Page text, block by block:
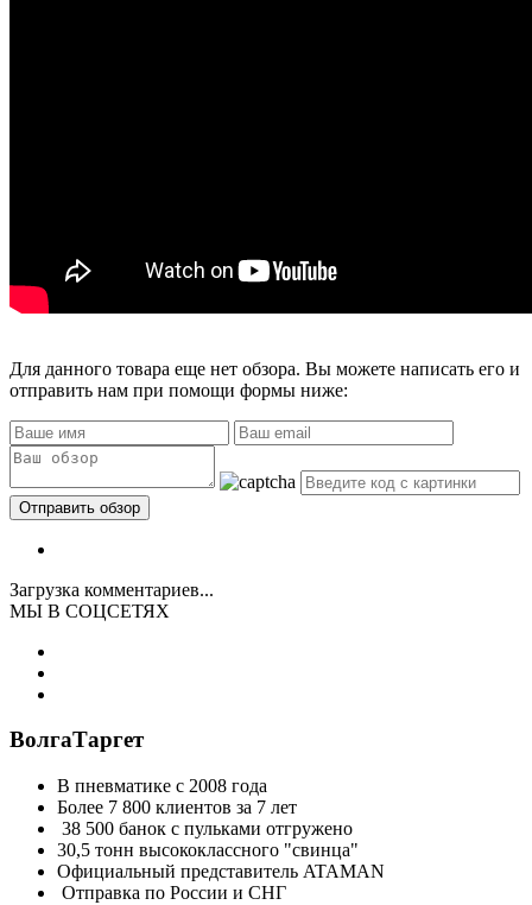
Для данного товара еще нет обзора. Вы можете написать его и
отправить нам при помощи формы ниже:
Загрузка комментариев...
МЫ В СОЦСЕТЯХ
ВолгаТаргет
В пневматике с 2008 года
Более 7 800 клиентов за 7 лет
38 500 банок с пульками отгружено
30,5 тонн высококлассного "свинца"
Официальный представитель ATAMAN
Отправка по России и СНГ